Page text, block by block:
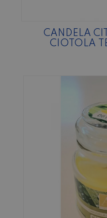
CANDELA
CIOTOLA